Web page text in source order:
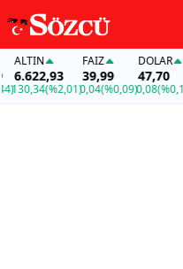
ALTIN
6.622,93
(%2,01)
FAİZ
39,99
0,04(%0,09)
DOLAR
47,70
0,08(%0,17)